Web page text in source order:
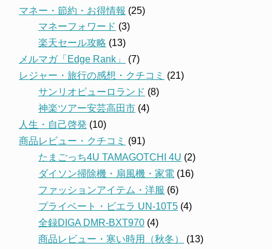
マネー・節約・お得情報 (25)
マネーフォワード (3)
楽天セール攻略 (13)
メルマガ「Edge Rank」
(7)
レジャー・旅行の感想・クチコミ (21)
サンリオピューロランド (8)
神楽ツアー安芸高田市 (4)
人生・自己啓発 (10)
商品レビュー・クチコミ (91)
たまごっち4U TAMAGOTCHI 4U (2)
ダイソン掃除機・扇風機・家電 (16)
ファッションアイテム・洋服 (6)
プライベート・ビエラ UN-10T5 (4)
全録DIGA DMR-BXT970 (4)
商品レビュー・寒い時用（秋冬）
(13)